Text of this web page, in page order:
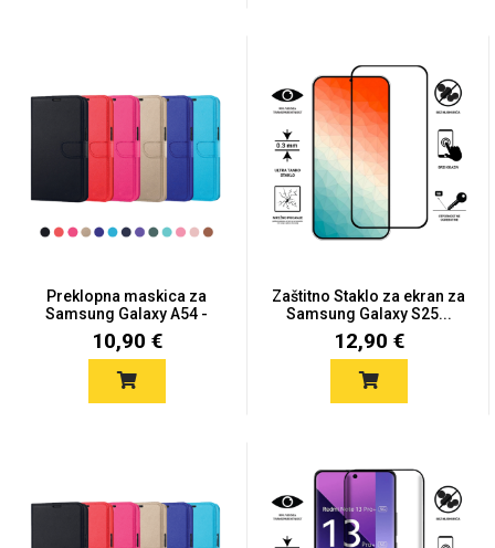
Preklopna maskica za
Samsung Galaxy A54 -
Više...
10,90 €
Zaštitno Staklo za ekran za
Samsung Galaxy S25...
12,90 €